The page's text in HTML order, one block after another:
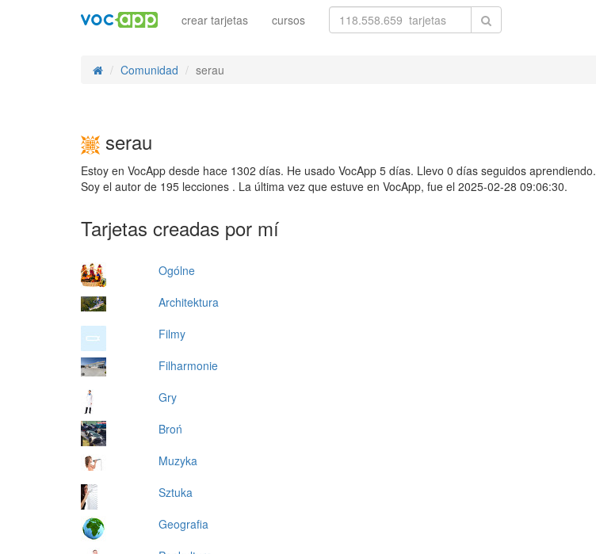
crear tarjetas cursos
Comunidad serau
serau
Estoy en VocApp desde hace 1302 días. He usado VocApp 5 días. Llevo 0 días seguidos aprendiendo.
Soy el autor de 195 lecciones . La última vez que estuve en VocApp, fue el 2025-02-28 09:06:30.
Tarjetas creadas por mí
Ogólne
Architektura
Filmy
Filharmonie
Gry
Broń
Muzyka
Sztuka
Geografia